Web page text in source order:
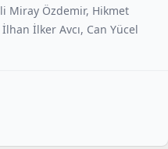
Miray Özdemir, Hikmet
İlker Avcı, Can Yücel